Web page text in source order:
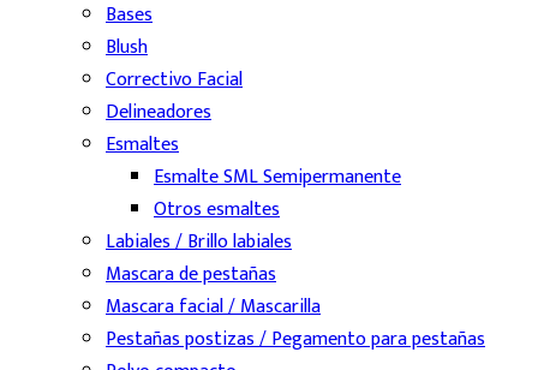
Bases
Blush
Correctivo Facial
Delineadores
Esmaltes
Esmalte SML Semipermanente
Otros esmaltes
Labiales / Brillo labiales
Mascara de pestañas
Mascara facial / Mascarilla
Pestañas postizas / Pegamento para pestañas